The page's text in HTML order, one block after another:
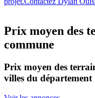
Prix moyen des
commune
Prix moyen des
villes du département